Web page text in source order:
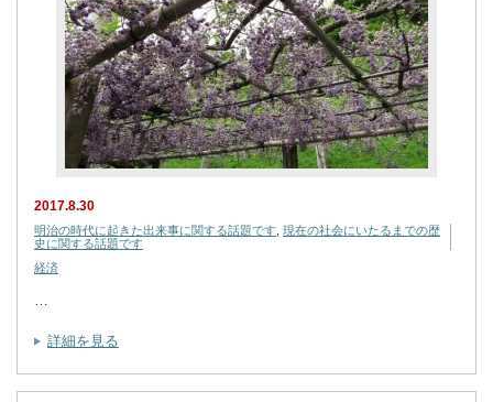
2017.8.30
明治の時代に起きた出来事に関する話題です 現在の社会にいたるまでの歴
史に関する話題です
経済
詳細を見る